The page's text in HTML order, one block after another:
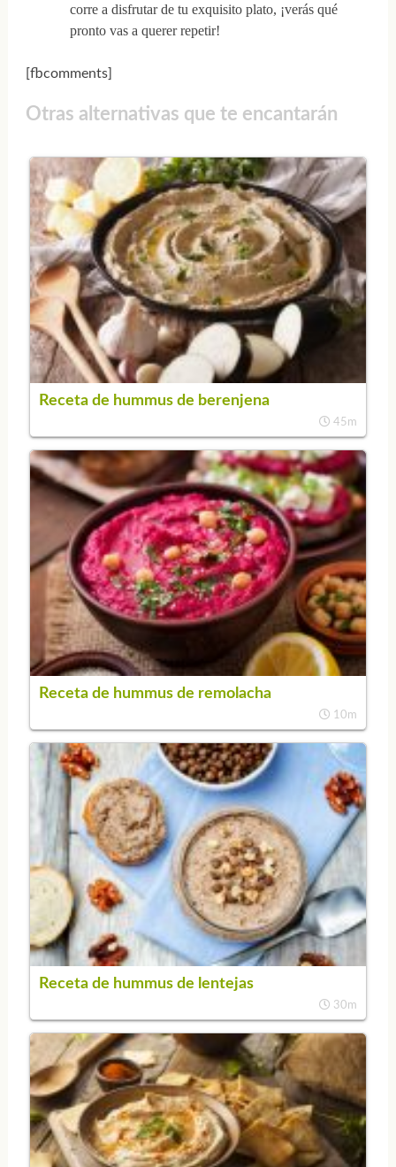
corre a disfrutar de tu exquisito plato, ¡verás qué
pronto vas a querer repetir!
[fbcomments]
Otras alternativas que te encantarán
Receta de hummus de berenjena
45m
Receta de hummus de remolacha
10m
Receta de hummus de lentejas
30m